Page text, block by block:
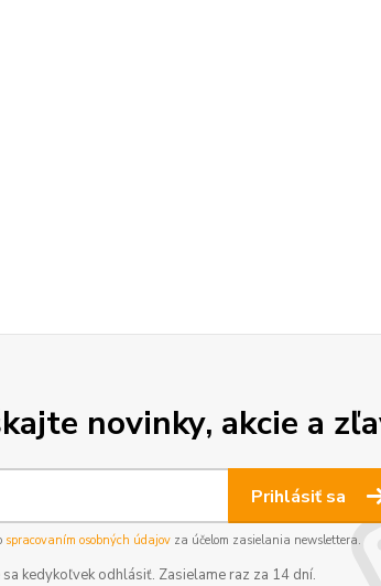
novinky, akcie a
Prihlásiť sa
spracovaním osobných údajovza účelom zasielania newslettera.
sa kedykoľvek odhlásiť. Zasielame raz za 14 dní.